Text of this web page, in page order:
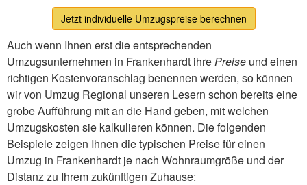
Jetzt individuelle Umzugspreise berechnen
Auch wenn Ihnen erst die entsprechenden
Umzugsunternehmen in Frankenhardt ihrePreise und einen
richtigen Kostenvoranschlag benennen werden, so können
wir von Umzug Regional unseren Lesern schon bereits eine
grobe Aufführung mit an die Hand geben, mit welchen
Umzugskosten sie kalkulieren können. Die folgenden
Beispiele zeigen Ihnen die typischen Preise für einen
Umzug in Frankenhardt je nach Wohnraumgröße und der
Distanz zu Ihrem zukünftigen Zuhause: